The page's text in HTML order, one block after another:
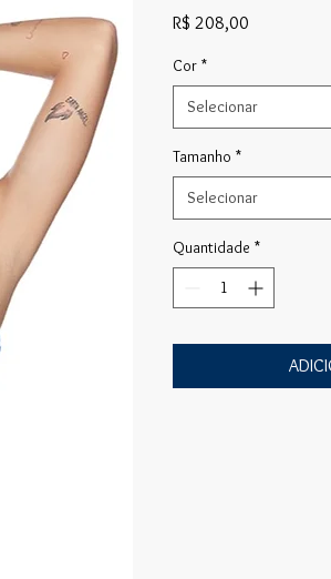
R$ 208,00
Cor *
Selecionar
Tamanho *
Selecionar
Quantidade *